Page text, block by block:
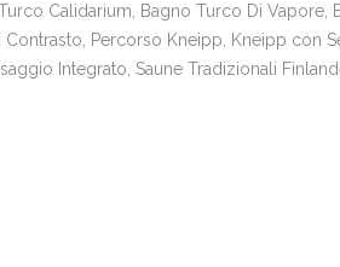
Calidarium, Bagno Turco Di Vapore,
Percorso Kneipp, Kneipp con
Integrato, Saune Tradizionali